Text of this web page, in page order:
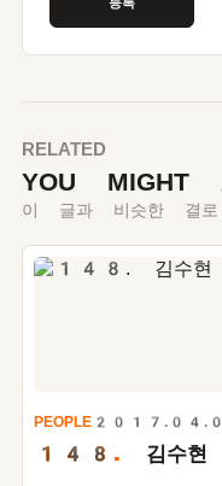
RELATED
YOU MIGHT
이 글과 비슷한 결
PEOPLE
148. 김수현